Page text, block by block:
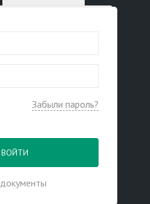
Забыли пароль?
ВОЙТИ